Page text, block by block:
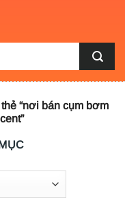
“nơi bán cụm bơm